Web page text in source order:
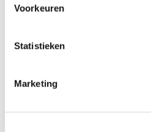
Voorkeuren
Statistieken
Marketing